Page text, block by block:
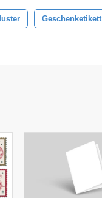
Geschenketikett